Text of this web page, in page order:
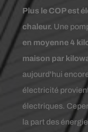
Plus le COP est
chaleur. Une
en moyenne 4
maison par
aujourd'hui
électricité
électriques.
la part des